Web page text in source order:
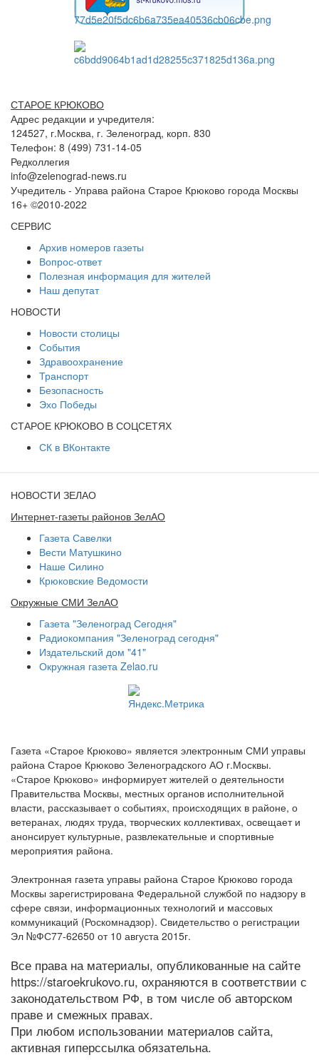
СТАРОЕ КРЮКОВО
Адрес редакции и учредителя:
124527, г.Москва, г. Зеленоград, корп. 830
Телефон: 8 (499) 731-14-05
Редколлегия
info@zelenograd-news.ru
Учредитель - Управа района Старое Крюково города Москвы
16+ ©2010-2022
СЕРВИС
Архив номеров газеты
Вопрос-ответ
Полезная информация для жителей
Наш депутат
НОВОСТИ
Новости столицы
События
Здравоохранение
Транспорт
Безопасность
Эхо Победы
СТАРОЕ КРЮКОВО В СОЦСЕТЯХ
СК в ВКонтакте
НОВОСТИ ЗЕЛАО
Интернет-газеты районов ЗелАО
Газета Савелки
Вести Матушкино
Наше Силино
Крюковские Ведомости
Окружные СМИ ЗелАО
Газета "Зеленоград Сегодня"
Радиокомпания "Зеленоград сегодня"
Издательский дом "41"
Окружная газета Zelao.ru
Газета «Старое Крюково» является электронным СМИ управы
района Старое Крюково Зеленоградского АО г.Москвы.
«Старое Крюково» информирует жителей о деятельности
Правительства Москвы, местных органов исполнительной
власти, рассказывает о событиях, происходящих в районе, о
ветеранах, людях труда, творческих коллективах, освещает и
анонсирует культурные, развлекательные и спортивные
мероприятия района.
Электронная газета управы района Старое Крюково города
Москвы зарегистрирована Федеральной службой по надзору в
сфере связи, информационных технологий и массовых
коммуникаций (Роскомнадзор). Свидетельство о регистрации
Эл №ФС77-62650 от 10 августа 2015г.
Все права на материалы, опубликованные на сайте
https://staroekrukovo.ru, охраняются в соответствии с
законодательством РФ, в том числе об авторском
праве и смежных правах.
При любом использовании материалов сайта,
активная гиперссылка обязательна.